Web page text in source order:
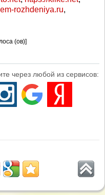
rozhdeniya.ru,
(ов)]
через любой из сервисов: